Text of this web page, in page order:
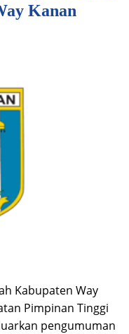
Kanan
Kabupaten Way
Pimpinan Tinggi
pengumuman